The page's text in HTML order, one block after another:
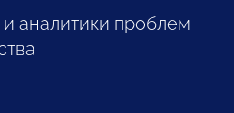
аналитики проблем